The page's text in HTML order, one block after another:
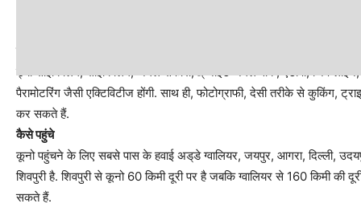
ड्यो साइकिंलिंग, साइकिंलिंग, जंगल सफारी,ख् नाइट जंगल वॉक, एटीपी, जिप
पैरामोटरिंग जैसी एक्टिविटीज होंगी. साथ ही, फोटोग्राफी, देसी तरीके से कुकिंग,
कर सकते हैं.
कैसे पहुंचे
कूनो पहुंचने के लिए सबसे पास के हवाई अड्‌डे ग्वालियर, जयपुर, आगरा, दिल्ली,
शिवपुरी है. शिवपुरी से कूनो 60 किमी दूरी पर है जबकि ग्वालियर से 160 किमी
सकते हैं.